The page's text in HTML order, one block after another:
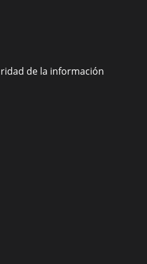
de la información